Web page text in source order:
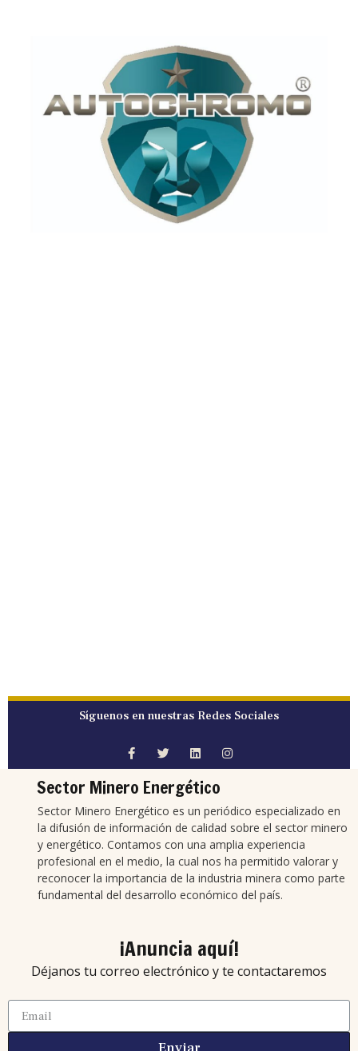
Síguenos en nuestras Redes Sociales
Sector Minero Energético
Sector Minero Energético es un periódico especializado en
la difusión de información de calidad sobre el sector minero
y energético. Contamos con una amplia experiencia
profesional en el medio, la cual nos ha permitido valorar y
reconocer la importancia de la industria minera como parte
fundamental del desarrollo económico del país.
¡Anuncia aquí!
Déjanos tu correo electrónico y te contactaremos